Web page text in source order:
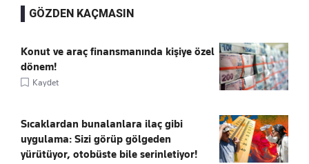
GÖZDEN KAÇMASIN
Konut ve araç finansmanında kişiye özel
dönem!
Kaydet
Sıcaklardan bunalanlara ilaç gibi
uygulama: Sizi görüp gölgeden
yürütüyor, otobüste bile serinletiyor!